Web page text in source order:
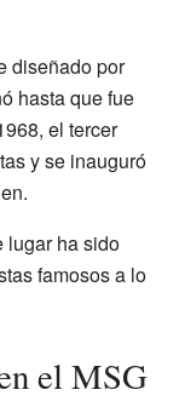
diseñado por
hasta que fue
el tercer
y se inauguró
lugar ha sido
famosos a lo
el MSG